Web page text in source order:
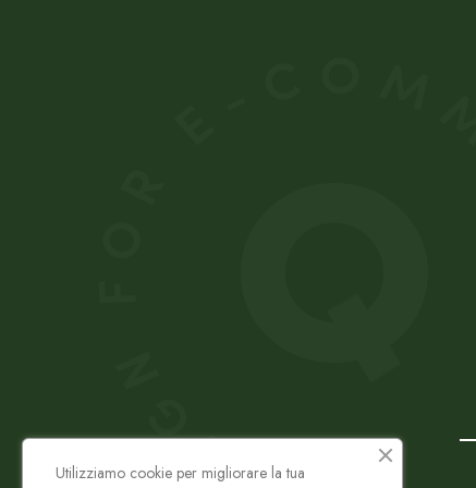
Utilizziamo cookie per migliorare la tua